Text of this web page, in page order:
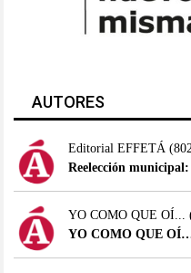
AUTORES
Editorial EFFETÁ
Reelección
YO COMO QUE OÍ...
YO COMO QUE